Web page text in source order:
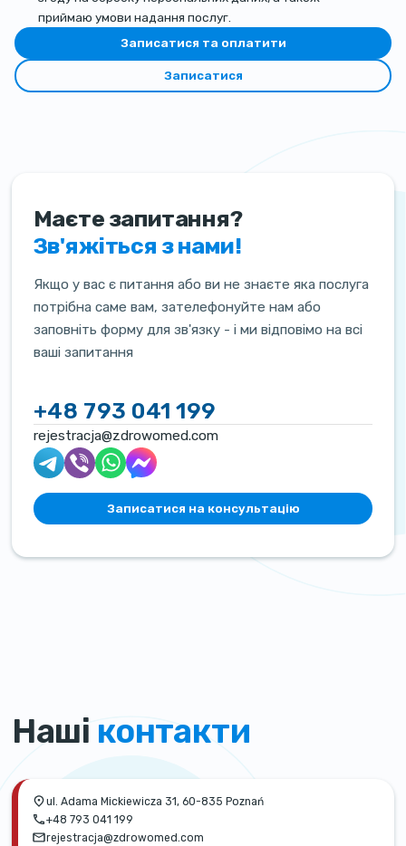
приймаю умови надання послуг.
Записатися
Записатися та оплатити
Маєте запитання?
Зв'яжіться з нами!
Якщо у вас є питання або ви не знаєте яка послуга
потрібна саме вам, зателефонуйте нам або
заповніть форму для зв'язку - і ми відповімо на всі
ваші запитання
+48 793 041 199
rejestracja@zdrowomed.com
Записатися на консультацію
Наші контакти
ul. Adama Mickiewicza 31, 60-835 Poznań
+48 793 041 199
rejestracja@zdrowomed.com